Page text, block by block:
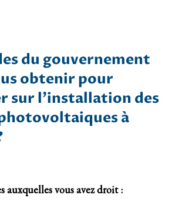
du gouvernement
obtenir pour
sur l’installation des
à
auxquelles vous avez droit :